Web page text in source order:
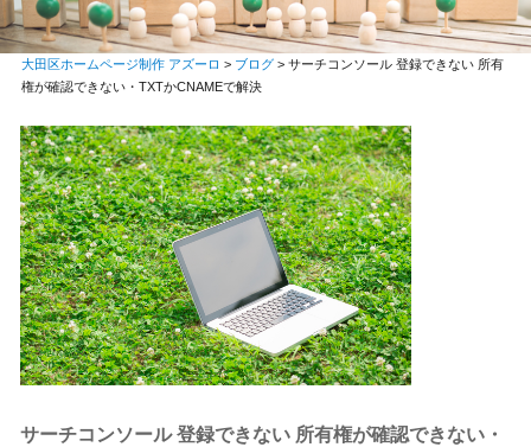
大田区ホームページ制作 アズーロ > ブログ> サーチコンソール 登録できない 所有
権が確認できない・TXTかCNAMEで解決
サーチコンソール 登録できない 所有権が確認できない・